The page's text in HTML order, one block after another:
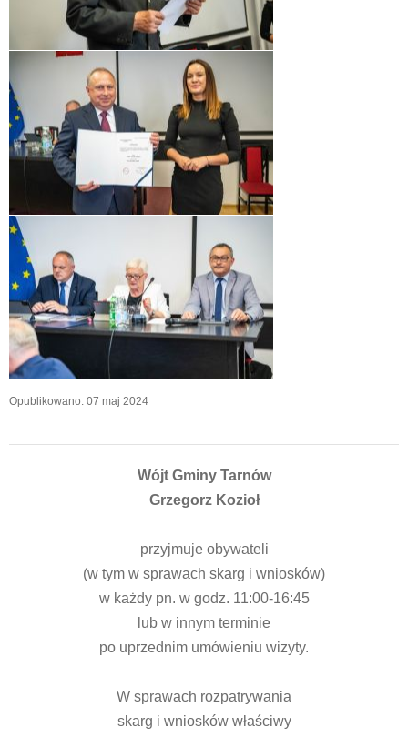
Opublikowano: 07 maj 2024
Wójt Gminy Tarnów
Grzegorz Kozioł
przyjmuje obywateli
(w tym w sprawach skarg i wniosków)
w każdy pn. w godz. 11:00-16:45
lub w innym terminie
po uprzednim umówieniu wizyty.
W sprawach rozpatrywania
skarg i wniosków właściwy